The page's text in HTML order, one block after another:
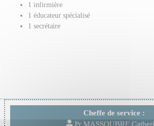
Cheffe de service :
Pr MASSOUBRE
1 infirmière
1 éducateur spécialisé
1 secrétaire